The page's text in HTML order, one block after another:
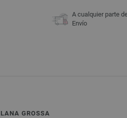
A cualquier parte
Envío
LANA GROSSA